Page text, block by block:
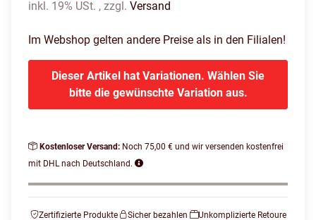
inkl. 19% USt. , zzgl. Versand
Im Webshop gelten andere Preise als in den Filialen!
Dieser Artikel hat Variationen. Wählen Sie
bitte die gewünschte Variation aus.
Kostenloser Versand: Noch 75,00 € und wir versenden kostenfrei
mit DHL nach Deutschland.
Zertifizierte Produkte Sicher bezahlen Unkomplizierte Retoure